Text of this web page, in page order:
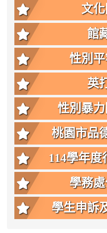
文
館
性別
英
性別暴
桃園市品
114學年
學務
學生申訴